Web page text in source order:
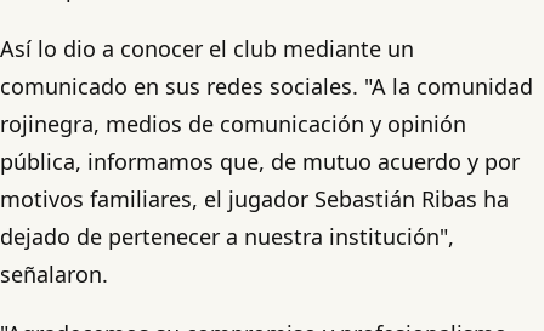
Así lo dio a conocer el club mediante un
comunicado en sus redes sociales. "A la comunidad
rojinegra, medios de comunicación y opinión
pública, informamos que, de mutuo acuerdo y por
motivos familiares, el jugador Sebastián Ribas ha
dejado de pertenecer a nuestra institución",
señalaron.